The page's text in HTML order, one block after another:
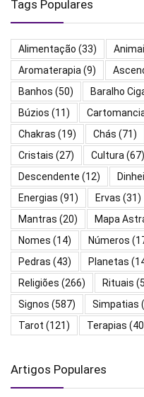
Tags Populares
Alimentação (33)
Aromaterapia(9)
Banhos (50) Baralho
Búzios (11)
Chakras (19) Chás (71)
Cristais (27) Cultura(67)
Descendente (12)
Energias (91) Ervas (31)
Mantras (20) Mapa
Nomes (14) Números
Pedras (43) Planetas
Religiões (266) Rituais
Signos (587) Simpatias
Tarot (121) Terapias
Artigos Populares